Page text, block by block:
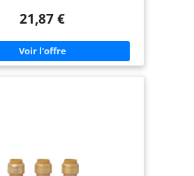
où l'eau est concentrée comme les
l'installation beaucoup plus rapide
et est compatible avec toute
tuyaux en cuivre, PEX, CPVC ou
21,87 €